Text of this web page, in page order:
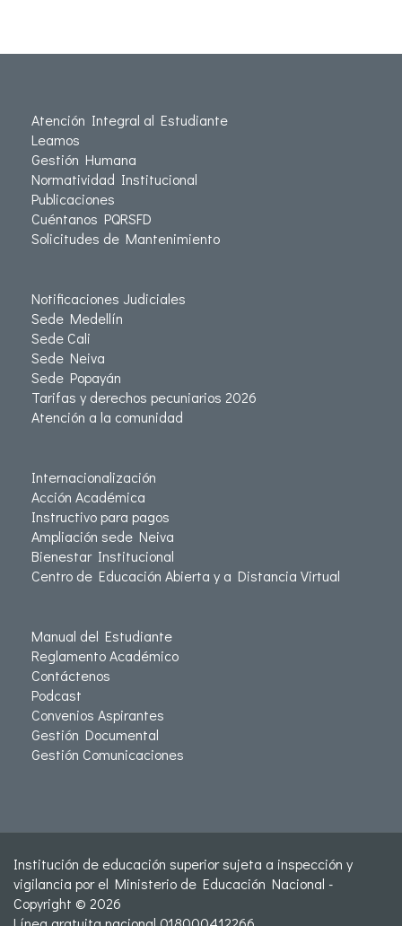
Atención Integral al Estudiante
Leamos
Gestión Humana
Normatividad Institucional
Publicaciones
Cuéntanos PQRSFD
Solicitudes de Mantenimiento
Notificaciones Judiciales
Sede Medellín
Sede Cali
Sede Neiva
Sede Popayán
Tarifas y derechos pecuniarios 2026
Atención a la comunidad
Internacionalización
Acción Académica
Instructivo para pagos
Ampliación sede Neiva
Bienestar Institucional
Centro de Educación Abierta y a Distancia Virtual
Manual del Estudiante
Reglamento Académico
Contáctenos
Podcast
Convenios Aspirantes
Gestión Documental
Gestión Comunicaciones
Institución de educación superior sujeta a inspección y
vigilancia por el Ministerio de Educación Nacional -
Copyright © 2026